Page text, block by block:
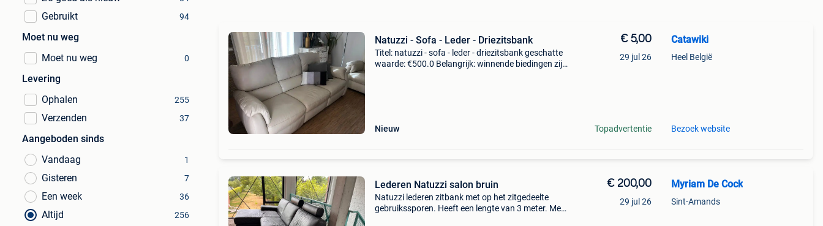
Gebruikt 94
Moet nu weg
Moet nu weg
0
Levering
Ophalen
255
Verzenden 37
Aangeboden sinds
Vandaag
1
Gisteren 7
Een week 36
Altijd 256
Natuzzi - Sofa - Leder - Driezitsbank
Titel: natuzzi - sofa - leder - driezitsbank geschatte
waarde: €500.0 Belangrijk: winnende biedingen zijn
Nieuw
€ 5,00
29 jul 26
Topadvertentie
Catawiki
Heel België
Bezoek website
Lederen Natuzzi salon bruin
Natuzzi lederen zitbank met op het zitgedeelte
gebruikssporen. Heeft een lengte van 3 meter. Met
€ 200,00
29 jul 26
Myriam De Cock
Sint-Amands